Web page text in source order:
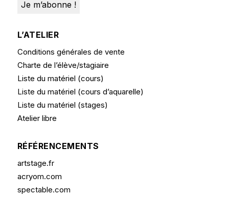
L’ATELIER
Conditions générales de vente
Charte de l’élève/stagiaire
Liste du matériel (cours)
Liste du matériel (cours d’aquarelle)
Liste du matériel (stages)
Atelier libre
RÉFÉRENCEMENTS
artstage.fr
acryom.com
spectable.com